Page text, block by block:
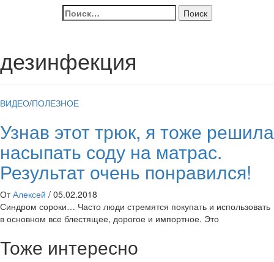
Найти:
дезинфекция
ВИДЕО/ПОЛЕЗНОЕ
Узнав этот трюк, я тоже решила
насыпать соду на матрас.
Результат очень понравился!
От Алексей / 05.02.2018
Синдром сороки… Часто люди стремятся покупать и использовать
в основном все блестящее, дорогое и импортное. Это
Тоже интересно